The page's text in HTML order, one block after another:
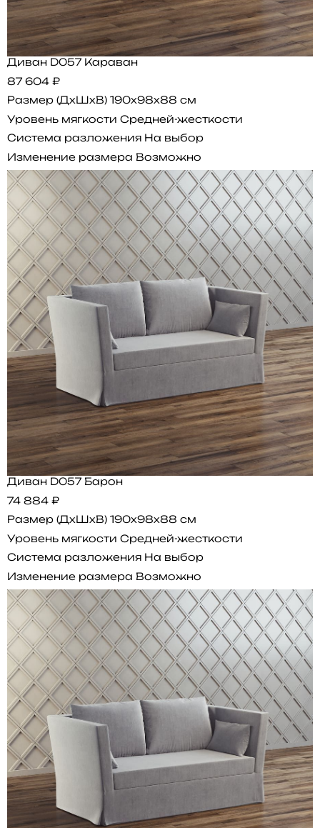
Диван D057 Караван
87 604 ₽
Размер (ДхШхВ) 190x98x88 см
Уровень мягкости Средней-жесткости
Система разложения На выбор
Изменение размера Возможно
Диван D057 Барон
74 884 ₽
Размер (ДхШхВ) 190x98x88 см
Уровень мягкости Средней-жесткости
Система разложения На выбор
Изменение размера Возможно